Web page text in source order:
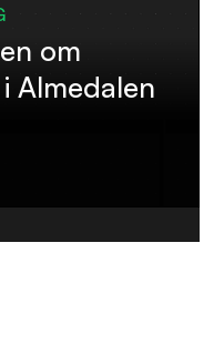
om
Almedalen